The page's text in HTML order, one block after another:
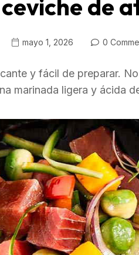
de
mayo 1, 2026 0
y fácil de preparar.
marinada ligera y ácida